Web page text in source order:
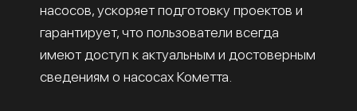
насосов, ускоряет подготовку проектов и
гарантирует, что пользователи всегда
имеют доступ к актуальным и достоверным
сведениям о насосах Кометта.